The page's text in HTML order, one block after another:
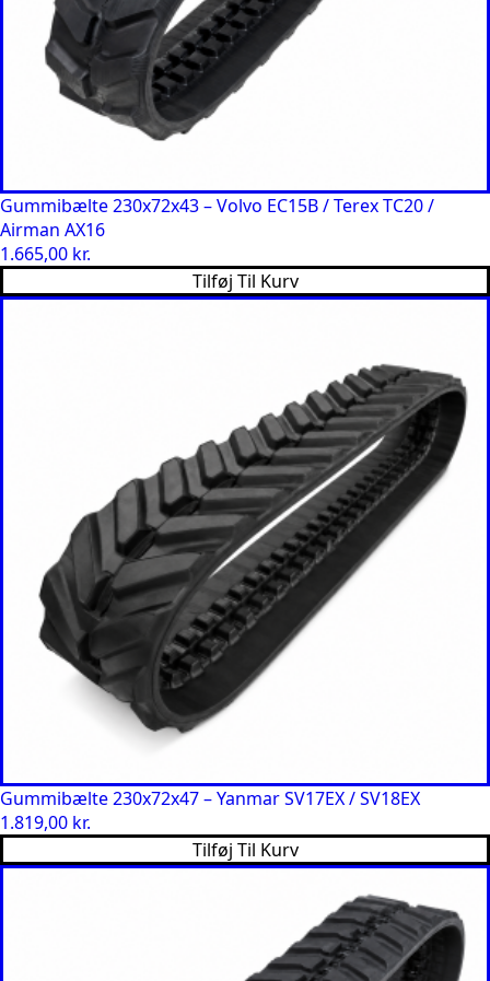
Gummibælte 230x72x43 – Volvo EC15B / Terex TC20 /
Airman AX16
1.665,00 kr.
Tilføj Til Kurv
Gummibælte 230x72x47 – Yanmar SV17EX / SV18EX
1.819,00 kr.
Tilføj Til Kurv